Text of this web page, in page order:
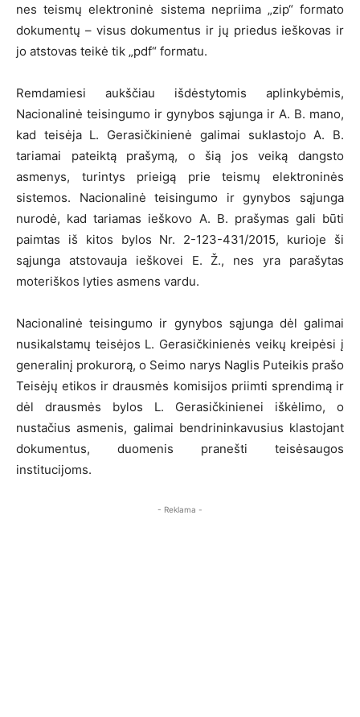
nes teismų elektroninė sistema nepriima „zip“ formato
dokumentų – visus dokumentus ir jų priedus ieškovas ir
jo atstovas teikė tik „pdf“ formatu.
Remdamiesi aukščiau išdėstytomis aplinkybėmis,
Nacionalinė teisingumo ir gynybos sąjunga ir A. B. mano,
kad teisėja L. Gerasičkinienė galimai suklastojo A. B.
tariamai pateiktą prašymą, o šią jos veiką dangsto
asmenys, turintys prieigą prie teismų elektroninės
sistemos. Nacionalinė teisingumo ir gynybos sąjunga
nurodė, kad tariamas ieškovo A. B. prašymas gali būti
paimtas iš kitos bylos Nr. 2-123-431/2015, kurioje ši
sąjunga atstovauja ieškovei E. Ž., nes yra parašytas
moteriškos lyties asmens vardu.
Nacionalinė teisingumo ir gynybos sąjunga dėl galimai
nusikalstamų teisėjos L. Gerasičkinienės veikų kreipėsi į
generalinį prokurorą, o Seimo narys Naglis Puteikis prašo
Teisėjų etikos ir drausmės komisijos priimti sprendimą ir
dėl drausmės bylos L. Gerasičkinienei iškėlimo, o
nustačius asmenis, galimai bendrininkavusius klastojant
dokumentus, duomenis pranešti teisėsaugos
institucijoms.
- Reklama -